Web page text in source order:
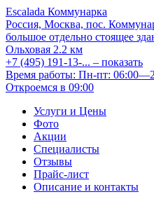
Escalada Коммунарка
Россия, Москва, пос.
большое отдельно стоящее
Ольховая 2.2 км
+7 (495) 191-13-... – показать
Время работы: Пн-пт:
Откроемся в 09:00
Услуги и Цены
Фото
Акции
Специалисты
Отзывы
Прайс-лист
Описание и контакты